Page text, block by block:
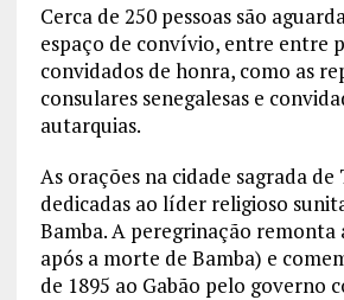
Cerca de 250 pessoas são
espaço de convívio, entre entre
convidados de honra, como as
consulares senegalesas e
autarquias.
As orações na cidade sagrada de
dedicadas ao líder religioso
Bamba. A peregrinação remonta
após a morte de Bamba) e
de 1895 ao Gabão pelo governo